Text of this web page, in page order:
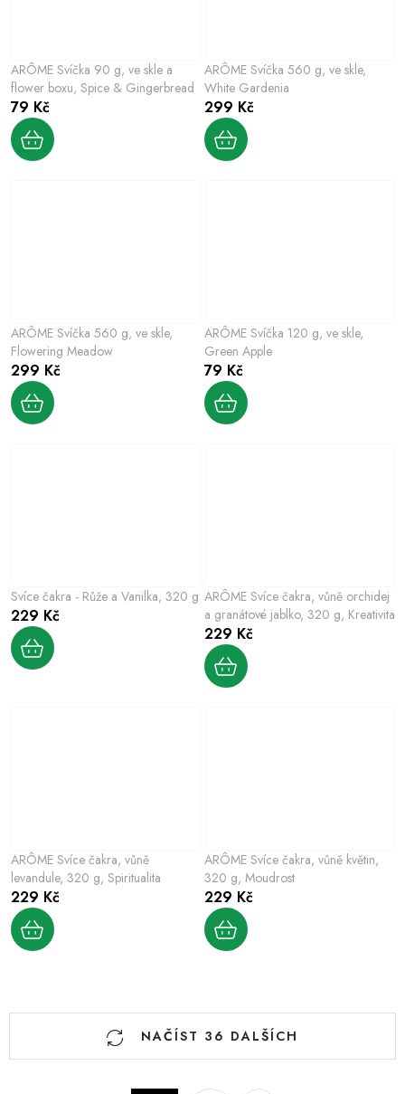
ARÔME Svíčka 90 g, ve skle a
flower boxu, Spice & Gingerbread
79 Kč
ARÔME Svíčka 560 g, ve skle,
White Gardenia
299 Kč
ARÔME Svíčka 560 g, ve skle,
Flowering Meadow
299 Kč
ARÔME Svíčka 120 g, ve skle,
Green Apple
79 Kč
Svíce čakra - Růže a Vanilka, 320 g
229 Kč
ARÔME Svíce čakra, vůně orchidej
a granátové jablko, 320 g, Kreativita
229 Kč
ARÔME Svíce čakra, vůně
levandule, 320 g, Spiritualita
229 Kč
ARÔME Svíce čakra, vůně květin,
320 g, Moudrost
229 Kč
O
NAČÍST 36 DALŠÍCH